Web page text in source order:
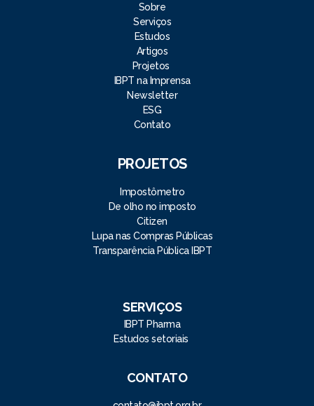
Sobre
Serviços
Estudos
Artigos
Projetos
IBPT na Imprensa
Newsletter
ESG
Contato
PROJETOS
Impostômetro
De olho no imposto
Citizen
Lupa nas Compras Públicas
Transparência Pública IBPT
SERVIÇOS
IBPT Pharma
Estudos setoriais
CONTATO